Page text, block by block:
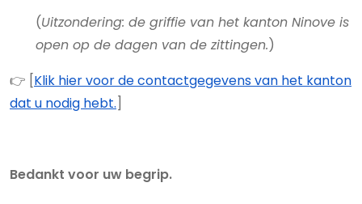
(Uitzondering: de griffie van het kanton Ninove is
open op de dagen van de zittingen.)
👉 [Klik hier voor de contactgegevens van het kanton
dat u nodig hebt.]
Bedankt voor uw begrip.